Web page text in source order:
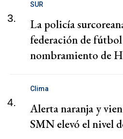
3.
SUR
La policía
federación de
nombramiento de
4.
Clima
Alerta naranja y
SMN elevó el nivel